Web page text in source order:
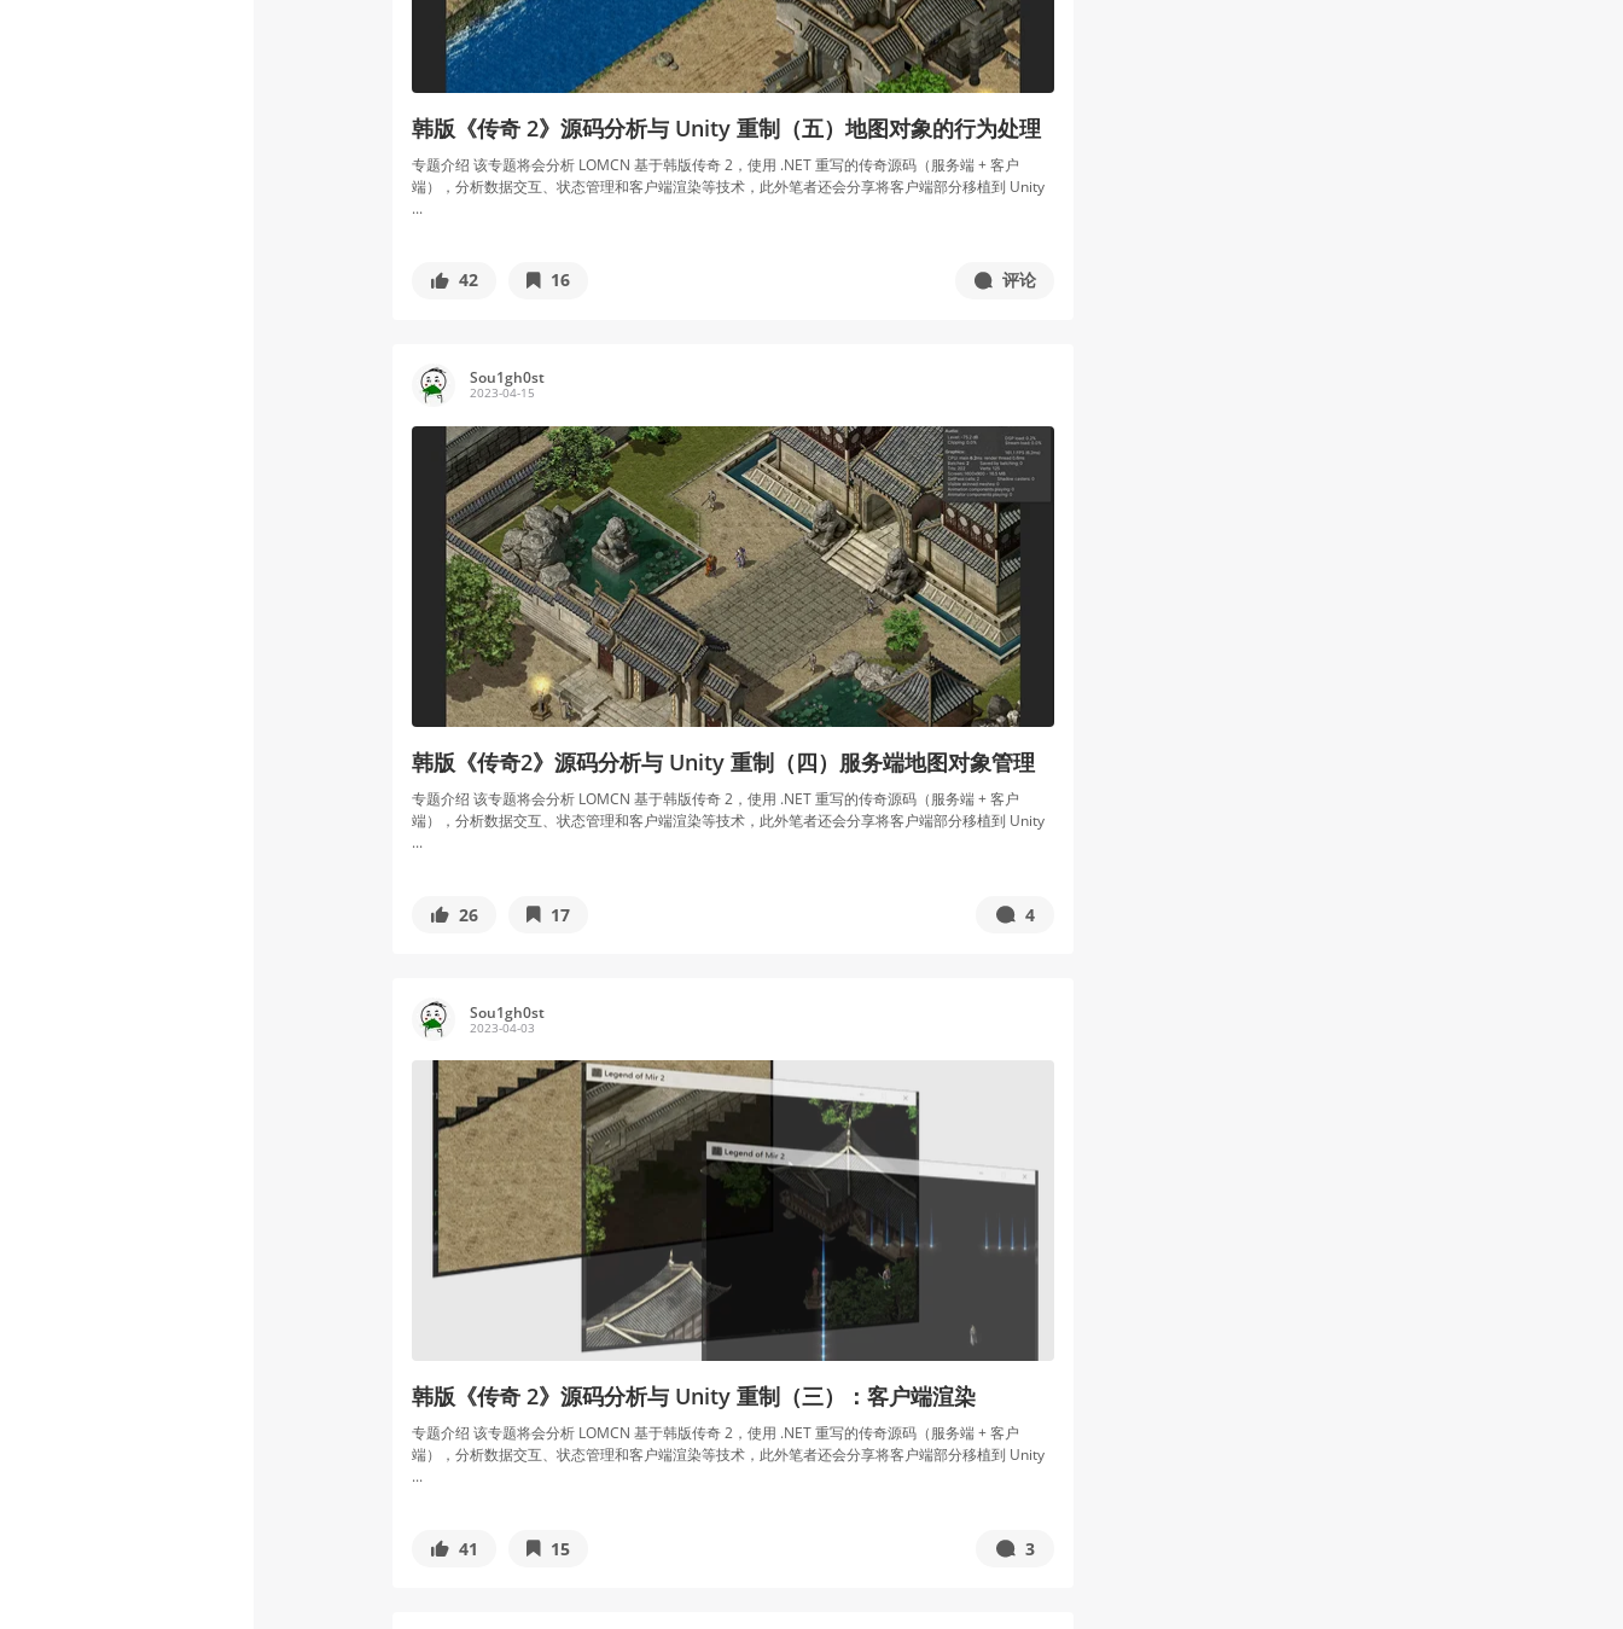
韩版《传奇 2》源码分析与 Unity 重制（五）地图对象的行为处理
专题介绍 该专题将会分析 LOMCN 基于韩版传奇 2，使用 .NET 重写的传奇源码（服务端 + 客户
端），分析数据交互、状态管理和客户端渲染等技术，此外笔者还会分享将客户端部分移植到 Unity
...
42 16 评论
Sou1gh0st
2023-04-15
韩版《传奇2》源码分析与 Unity 重制（四）服务端地图对象管理
专题介绍 该专题将会分析 LOMCN 基于韩版传奇 2，使用 .NET 重写的传奇源码（服务端 + 客户
端），分析数据交互、状态管理和客户端渲染等技术，此外笔者还会分享将客户端部分移植到 Unity
...
26 17 4
Sou1gh0st
2023-04-03
韩版《传奇 2》源码分析与 Unity 重制（三）：客户端渲染
专题介绍 该专题将会分析 LOMCN 基于韩版传奇 2，使用 .NET 重写的传奇源码（服务端 + 客户
端），分析数据交互、状态管理和客户端渲染等技术，此外笔者还会分享将客户端部分移植到 Unity
...
41 15 3